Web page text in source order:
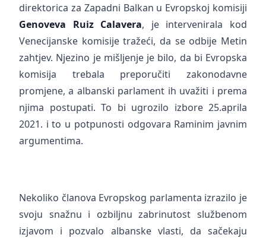
direktorica za Zapadni Balkan u Evropskoj komisiji
Genoveva Ruiz Calavera, je intervenirala kod
Venecijanske komisije tražeći, da se odbije Metin
zahtjev. Njezino je mišljenje je bilo, da bi Evropska
komisija trebala preporučiti zakonodavne
promjene, a albanski parlament ih uvažiti ​​i prema
njima postupati. To bi ugrozilo izbore 25.aprila
2021. i to u potpunosti odgovara Raminim javnim
argumentima.
Nekoliko članova Evropskog parlamenta izrazilo je
svoju snažnu i ozbiljnu zabrinutost službenom
izjavom i pozvalo albanske vlasti, da sačekaju